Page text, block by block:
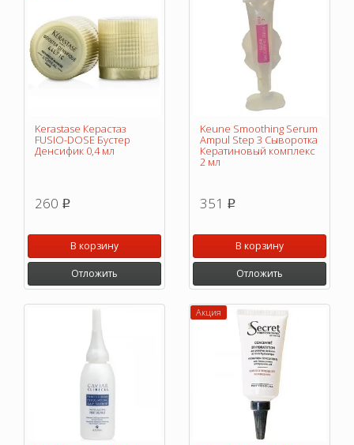
Kerastase Керастаз
FUSIO-DOSE Бустер
Денсифик 0,4 мл
260 p
В корзину
Отложить
Keune Smoothing Serum
Ampul Step 3 Сыворотка
Кератиновый комплекс
2 мл
351 p
В корзину
Отложить
Акция